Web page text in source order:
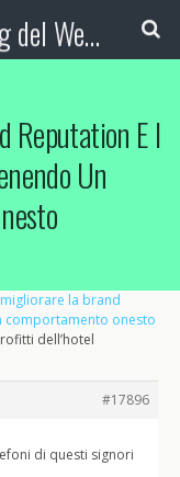
Booking Blog™ - Il blog del Web Marketing Turistico
Reputation E I
Un
la brand
comportamento onesto
dell’hotel
#17896
di questi signori